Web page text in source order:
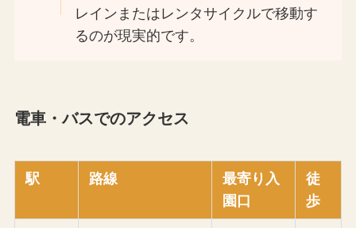
レインまたはレンタサイクルで移動す
るのが現実的です。
電車・バスでのアクセス
駅 路線
最寄り入
園口
徒
歩